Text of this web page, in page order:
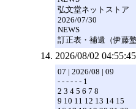
弘文堂ネットストア
2026/07/30
NEWS
訂正表・補遺（伊藤
2026/08/02 04:55:45
07 | 2026/08 | 09
- - - - - - 1
2 3 4 5 6 7 8
9 10 11 12 13 14 15